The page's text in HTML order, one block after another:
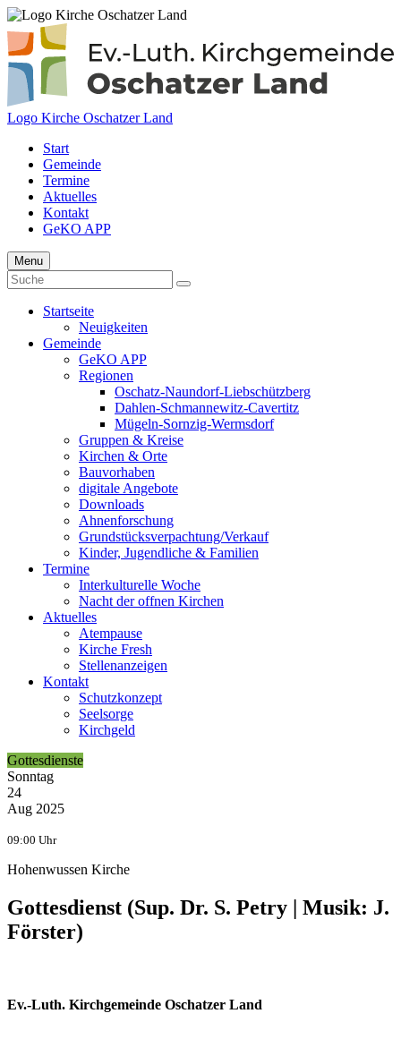
Logo Kirche Oschatzer Land
Start
Gemeinde
Termine
Aktuelles
Kontakt
GeKO APP
Menu
Startseite
Neuigkeiten
Gemeinde
GeKO APP
Regionen
Oschatz-Naundorf-Liebschützberg
Dahlen-Schmannewitz-Cavertitz
Mügeln-Sornzig-Wermsdorf
Gruppen & Kreise
Kirchen & Orte
Bauvorhaben
digitale Angebote
Downloads
Ahnenforschung
Grundstücks­verpachtung/Verkauf
Kinder, Jugendliche & Familien
Termine
Interkulturelle Woche
Nacht der offnen Kirchen
Aktuelles
Atempause
Kirche Fresh
Stellenanzeigen
Kontakt
Schutzkonzept
Seelsorge
Kirchgeld
Gottesdienste
Sonntag
24
Aug 2025
09:00 Uhr
Hohenwussen Kirche
Gottesdienst (Sup. Dr. S. Petry | Musik: J.
Förster)
Ev.-Luth. Kirchgemeinde Oschatzer Land